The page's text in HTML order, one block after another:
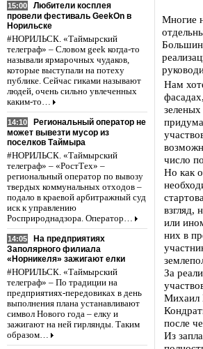
15:00
Любители косплея
провели фестиваль GeekOn в
Норильске
#НОРИЛЬСК. «Таймырский
телеграф» – Словом geek когда-то
называли ярмарочных чудаков,
которые выступали на потеху
публике. Сейчас гиками называют
людей, очень сильно увлеченных
каким-то…
14:10
Региональный оператор не
может вывезти мусор из
поселков Таймыра
#НОРИЛЬСК. «Таймырский
телеграф» – «РостТех» –
региональный оператор по вывозу
твердых коммунальных отходов –
подало в краевой арбитражный суд
иск к управлению
Росприроднадзора. Оператор…
14:05
На предприятиях
Заполярного филиала
«Норникеля» зажигают елки
#НОРИЛЬСК. «Таймырский
телеграф» – По традиции на
предприятиях-передовиках в день
выполнения плана устанавливают
символ Нового года – елку и
зажигают на ней гирлянды. Таким
образом…
Многие
Нам
число
Но как
взгляд,
или
них в
За
Михаил
после
Из